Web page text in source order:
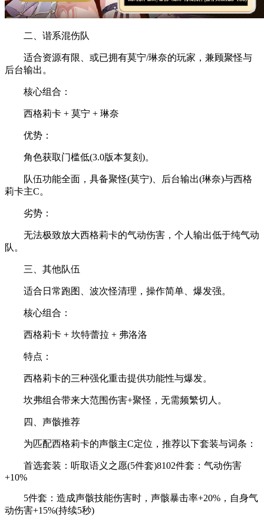
‌二、谐系混伤队‌
适合资源有限、或已拥有莫宁/琳奈的玩家，兼顾聚怪与
后台输出。
‌核心组合‌：
‌西格莉卡 + 莫宁 + 琳奈‌
‌优势‌：
角色获取门槛低(3.0版本复刻)‌。
队伍功能全面，具备聚怪(莫宁)、后台输出(琳奈)与西格
莉卡主C‌。
‌劣势‌：
无法极致放大西格莉卡的气动伤害，‌个人输出低于纯气动
队‌‌。
‌三、其他队伍
适合日常跑图、波次怪清理，操作简单、爆发强。
‌核心组合‌：
‌西格莉卡 + 坎特蕾拉 + 弗洛洛‌
‌特点‌：
西格莉卡的三种强化重击提供‌功能性与爆发‌‌。
坎弗组合带来‌大范围伤害+聚怪‌，无需频繁切人‌。
‌四、声骸推荐‌
为匹配西格莉卡的声骸主C定位，推荐以下套装与词条：
‌首选套装‌：‌听取语义之愿‌(5件套)‌8102件套：气动伤害
+10%
5件套：造成声骸技能伤害时，‌声骸暴击率+20%‌，‌自身气
动伤害+15%‌(持续5秒)